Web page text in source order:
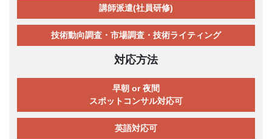
講師派遣(社員研修)
技術動向調査・市場調査・技術ライティング
対応方法
早朝 or 夜間
スポットコンサル対応可
英語対応可